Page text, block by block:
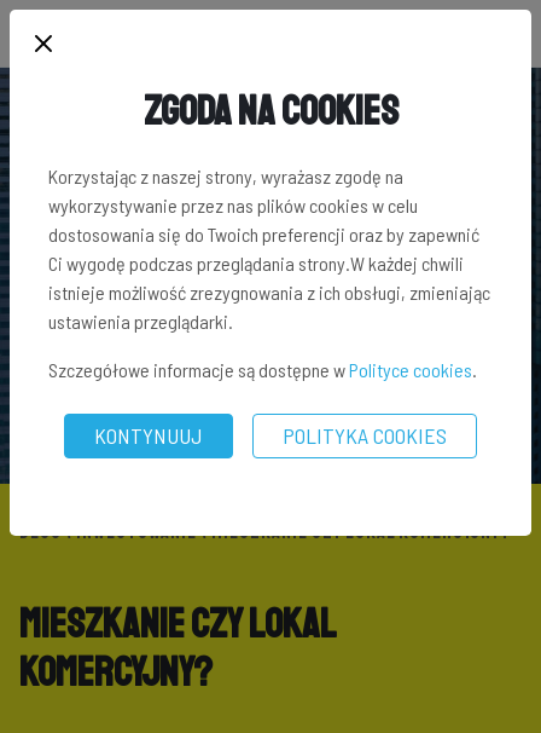
BLOG\INWESTOWANIE\ MIESZKANIE CZY LOKAL KOMERCYJNY?
Mieszkanie czy lokal
komercyjny?
Zgoda na Cookies
Korzystając z naszej strony, wyrażasz zgodę na
wykorzystywanie przez nas plików cookies w celu
dostosowania się do Twoich preferencji oraz by zapewnić
Ci wygodę podczas przeglądania strony.W każdej chwili
istnieje możliwość zrezygnowania z ich obsługi, zmieniając
ustawienia przeglądarki.
Szczegółowe informacje są dostępne wPolityce cookies.
KONTYNUUJ POLITYKA COOKIES